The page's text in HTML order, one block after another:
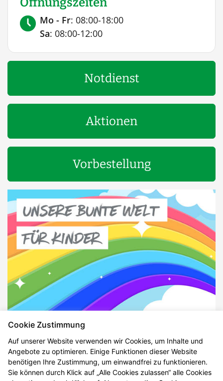
Mo - Fr: 08:00-18:00
Sa: 08:00-12:00
Notdienst
Aktionen
Vorbestellung
Cookie Zustimmung
Auf unserer Website verwenden wir Cookies, um Inhalte und
Angebote zu optimieren. Einige Funktionen dieser Website
benötigen Ihre Zustimmung, um einwandfrei zu funktionieren.
Sie können durch Klick auf „Alle Cookies zulassen“ alle Cookies